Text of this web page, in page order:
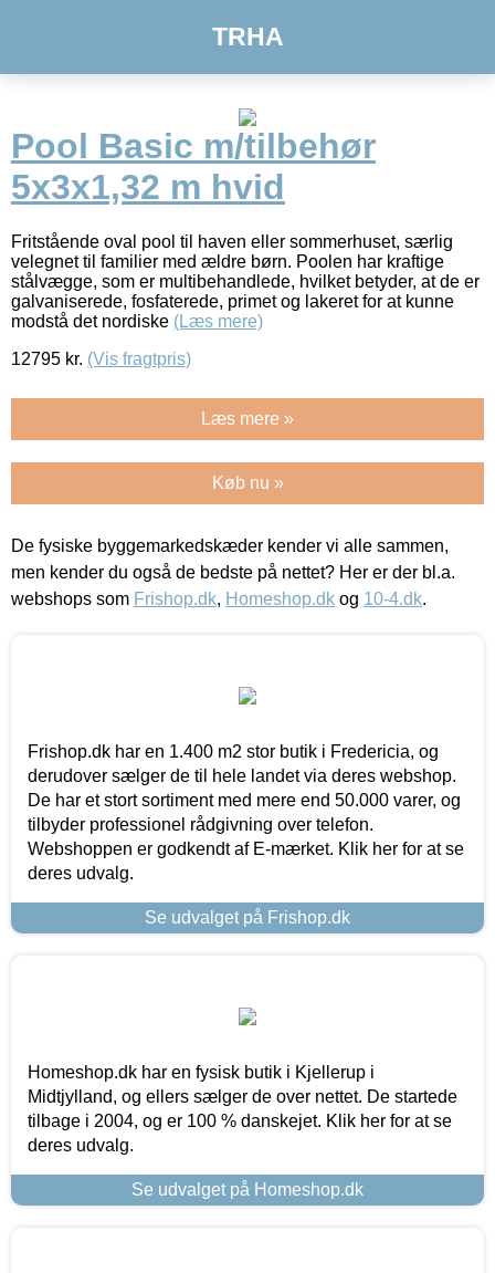
TRHA
Pool Basic m/tilbehør
5x3x1,32 m hvid
Fritstående oval pool til haven eller sommerhuset, særlig
velegnet til familier med ældre børn. Poolen har kraftige
stålvægge, som er multibehandlede, hvilket betyder, at de er
galvaniserede, fosfaterede, primet og lakeret for at kunne
modstå det nordiske (Læs mere)
12795 kr. (Vis fragtpris)
Læs mere »
Køb nu »
De fysiske byggemarkedskæder kender vi alle sammen,
men kender du også de bedste på nettet? Her er der bl.a.
webshops som Frishop.dk, Homeshop.dk og 10-4.dk.
Frishop.dk har en 1.400 m2 stor butik i Fredericia, og
derudover sælger de til hele landet via deres webshop.
De har et stort sortiment med mere end 50.000 varer, og
tilbyder professionel rådgivning over telefon.
Webshoppen er godkendt af E-mærket. Klik her for at se
deres udvalg.
Se udvalget på Frishop.dk
Homeshop.dk har en fysisk butik i Kjellerup i
Midtjylland, og ellers sælger de over nettet. De startede
tilbage i 2004, og er 100 % danskejet. Klik her for at se
deres udvalg.
Se udvalget på Homeshop.dk